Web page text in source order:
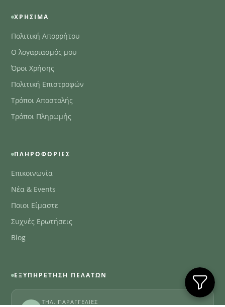
ΧΡΉΣΙΜΑ
Πολιτική Απορρήτου
Ο λογαριασμός μου
Όροι Χρήσης
Πολιτική Επιστροφών
Τρόποι Αποστολής
Τρόποι Πληρωμής
ΠΛΗΡΟΦΟΡΊΕΣ
Επικοινωνία
Νέα & Events
Ποιοι Είμαστε
Συχνές Ερωτήσεις
Blog
ΕΞΥΠΗΡΈΤΗΣΗ ΠΕΛΑΤΏΝ
ΤΗΛ. ΠΑΡΑΓΓΕΛΊΕΣ